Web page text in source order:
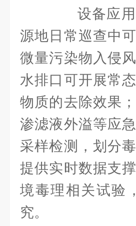
设备应用
源地日常巡查中
微量污染物入侵
水排口可开展常
物质的去除效果
渗滤液外溢等应
采样检测，划分
提供实时数据支
境毒理相关试验
究。